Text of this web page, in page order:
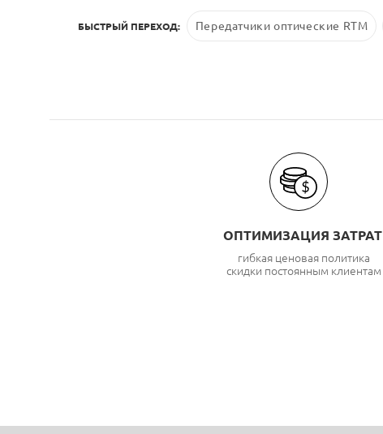
БЫСТРЫЙ ПЕРЕХОД: Передатчики оптические RTM
ОПТИМИЗАЦИЯ ЗАТРАТ
гибкая ценовая политика
скидки постоянным клиентам